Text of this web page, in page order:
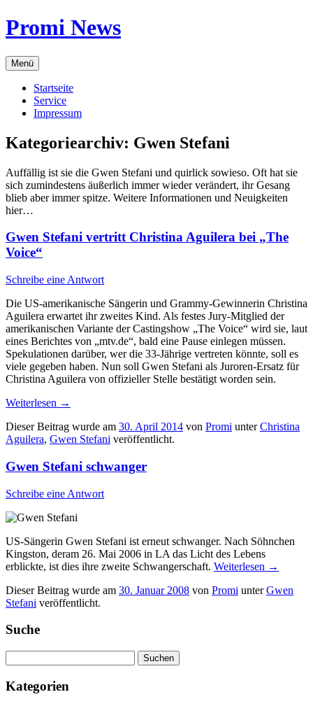
Zum
Inhalt
Promi News
Menü
Startseite
Service
Impressum
Kategoriearchiv: Gwen Stefani
Auffällig ist sie die Gwen Stefani und quirlick sowieso. Oft hat sie
sich zumindestens äußerlich immer wieder verändert, ihr Gesang
blieb aber immer spitze. Weitere Informationen und Neuigkeiten
hier…
Gwen Stefani vertritt Christina Aguilera bei „The
Voice“
Schreibe eine Antwort
Die US-amerikanische Sängerin und Grammy-Gewinnerin Christina
Aguilera erwartet ihr zweites Kind. Als festes Jury-Mitglied der
amerikanischen Variante der Castingshow „The Voice“ wird sie, laut
eines Berichtes von „mtv.de“, bald eine Pause einlegen müssen.
Spekulationen darüber, wer die 33-Jährige vertreten könnte, soll es
viele gegeben haben. Nun soll Gwen Stefani als Juroren-Ersatz für
Christina Aguilera von offizieller Stelle bestätigt worden sein.
Weiterlesen →
Dieser Beitrag wurde am 30. April 2014 von Promi unterChristina
Aguilera, Gwen Stefani veröffentlicht.
Gwen Stefani schwanger
Schreibe eine Antwort
US-Sängerin Gwen Stefani ist erneut schwanger. Nach Söhnchen
Kingston, deram 26. Mai 2006 in LA das Licht des Lebens
erblickte, ist dies ihre zweite Schwangerschaft. Weiterlesen →
Dieser Beitrag wurde am 30. Januar 2008 von Promi unterGwen
Stefani veröffentlicht.
Suche
nach:
Kategorien